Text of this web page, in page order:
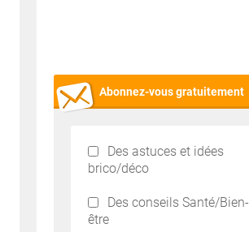
Abonnez-vous gratuitement
Des astuces et idées
brico/déco
Des conseils Santé/Bien-
être